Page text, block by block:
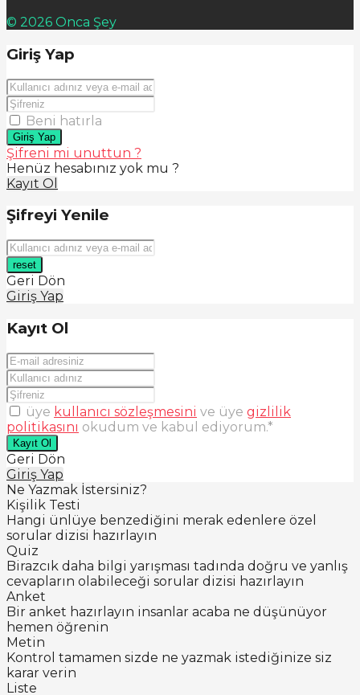
© 2026 Onca Şey
Giriş Yap
Beni hatırla
Giriş Yap
Şifreni mi unuttun ?
Henüz hesabınız yok mu ?
Kayıt Ol
Şifreyi Yenile
reset
Geri Dön
Giriş Yap
Kayıt Ol
üye kullanıcı sözleşmesini ve üye gizlilik
politikasını okudum ve kabul ediyorum.*
Kayıt Ol
Geri Dön
Giriş Yap
Ne Yazmak İstersiniz?
Kişilik Testi
Hangi ünlüye benzediğini merak edenlere özel
sorular dizisi hazırlayın
Quiz
Birazcık daha bilgi yarışması tadında doğru ve yanlış
cevapların olabileceği sorular dizisi hazırlayın
Anket
Bir anket hazırlayın insanlar acaba ne düşünüyor
hemen öğrenin
Metin
Kontrol tamamen sizde ne yazmak istediğinize siz
karar verin
Liste